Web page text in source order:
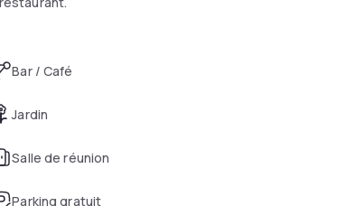
Bar / Café
Jardin
Salle de réunion
Parking gratuit